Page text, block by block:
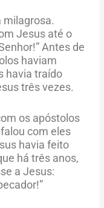
milagrosa.
Jesus até o
Antes de
haviam
havia traído
três vezes.
os apóstolos
com eles
havia feito
há três anos,
a Jesus: